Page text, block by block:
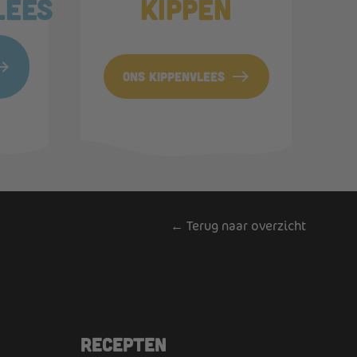
kippen
ons kippenvlees east
← Terug naar overzicht
Recepten